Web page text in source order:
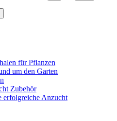
für Pflanzen
um den Garten
Zubehör
erfolgreiche Anzucht